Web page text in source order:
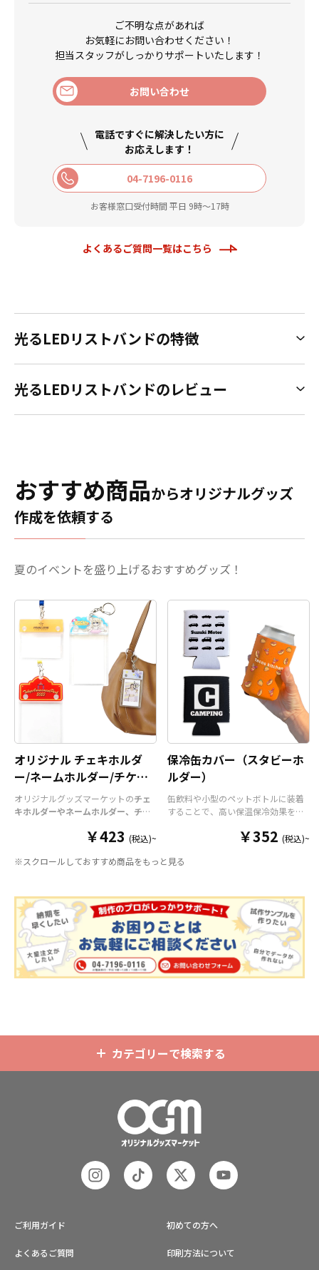
ご不明な点があれば
お気軽にお問い合わせください！
担当スタッフがしっかりサポートいたします！
お問い合わせ
電話ですぐに解決したい方に
お応えします！
04-7196-0116
お客様窓口受付時間 平日 9時〜17時
よくあるご質問一覧はこちら
光るLEDリストバンドの特徴
光るLEDリストバンドのレビュー
おすすめ商品からオリジナルグッズ
作成を依頼する
夏のイベントを盛り上げるおすすめグッズ！
オリジナル チェキホルダ
ー/ネームホルダー/チケッ
トホルダー
オリジナルグッズマーケットのチェ
キホルダーやネームホルダー、チケ
ダーパーツを組み合わせた今まであ
です。透明度が高く美しいアクリル
ー、ネームホルダーでオリジナルの
ホルダーはデザイン次第でどんなシ
ーンでもマッチします。ヘッダー部
分はダイカットでデザインにあわせ
た自由な形状で制作することができ
ます。また長さ調整と安全機能が付
いたネックストラップが標準で付属
ど様々な業界に人気です。 短納期・
￥423 (税込)~
保冷缶カバー（スタビーホ
ルダー）
缶飲料や小型のペットボトルに装着
することで、高い保温保冷効果を発
ダー）をOEM製作できます。使わな
携帯性に優れています。オールシー
ラーは全9色ご用意しておりますの
で、お客様のイメージやデザインに
合わせてお選びいただけます。 国内
の自社工場にて印刷いたしますの
で、短納期・小ロットでの対応が可
能です。グッズ制作の専門スタッフ
がしっかりサポートいたしますの
￥352 (税込)~
※スクロールしておすすめ商品をもっと見る
カテゴリーで検索する
ご利用ガイド 初めての方へ
よくあるご質問 印刷方法について